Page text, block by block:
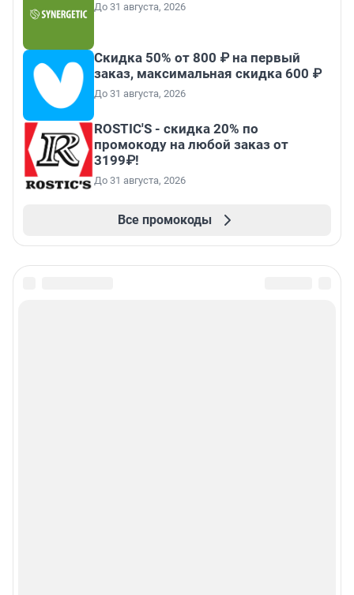
До 31 августа, 2026
Скидка 50% от 800 ₽ на первый
заказ, максимальная скидка 600 ₽
До 31 августа, 2026
ROSTIC'S - скидка 20% по
промокоду на любой заказ от
3199₽!
До 31 августа, 2026
Все промокоды